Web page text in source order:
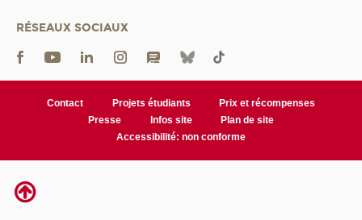
RÉSEAUX SOCIAUX
Contact Projets étudiants
Prix et récompenses
Presse
Infos site
Plan de site
Accessibilité: non conforme